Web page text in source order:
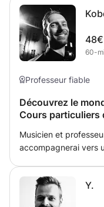
mathématiques au
peux vous aider avec
comptabilité, les
comité d'examen. J'ai déjà 8 ans d'expérience dans
études. Salutations
48€
60-
Professeur fiable
Découvrez le
Cours particuliers
Musicien et
accompagnerai vers
connaissances et
développement et
Y.